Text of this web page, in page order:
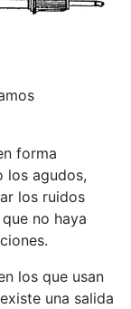
forma
los agudos,
los ruidos
no haya
los que usan
una salida